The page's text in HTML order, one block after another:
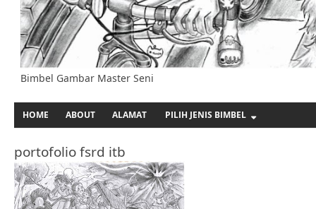
Bimbel Gambar Master Seni
HOME ABOUT ALAMAT PILIH JENIS BIMBEL
portofolio fsrd itb